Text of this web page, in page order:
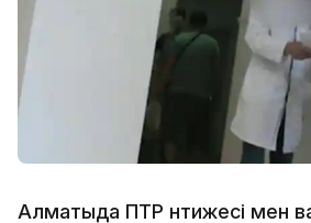
Алматыда ПТР нәтижесі мен